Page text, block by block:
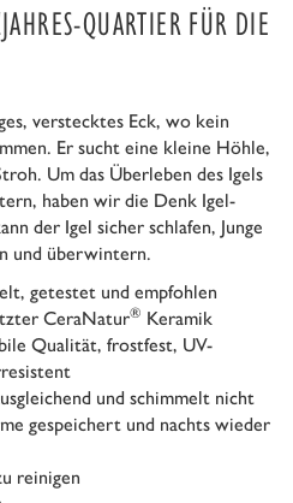
QUARTIER FÜR DIE
verstecktes Eck, wo kein
Er sucht eine kleine Höhle,
Um das Überleben des Igels
haben wir die Denk Igel-
der Igel sicher schlafen, Junge
und überwintern.
getestet und empfohlen
CeraNatur® Keramik
Qualität, frostfest, UV-
und schimmelt nicht
gespeichert und nachts wieder
reinigen